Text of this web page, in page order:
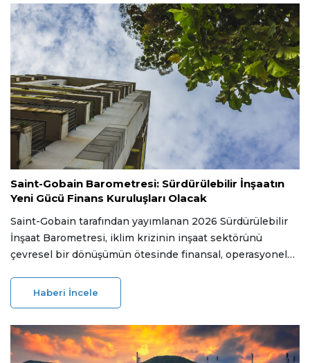
21 Mayıs 2026
Saint-Gobain Barometresi: Sürdürülebilir İnşaatın
Yeni Gücü Finans Kuruluşları Olacak
Saint-Gobain tarafından yayımlanan 2026 Sürdürülebilir
İnşaat Barometresi, iklim krizinin inşaat sektörünü
çevresel bir dönüşümün ötesinde finansal, operasyonel
Araştırmaya göre Türkiye’de paydaşların %70’i,
vatandaşların ise %75’i sürdürülebilir inşaatı öncelikli bir
Haberi İncele